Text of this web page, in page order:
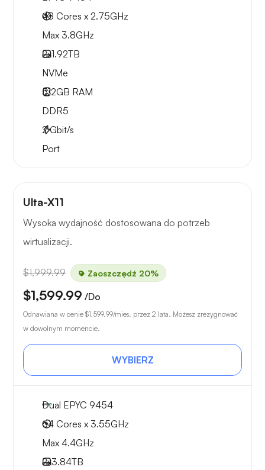
48 Cores x 2.75GHz
Max 3.8GHz
2x1.92TB
NVMe
512GB RAM
DDR5
2Gbit/s
Port
Ulta-X11
Wysoka wydajność dostosowana do potrzeb
wirtualizacji.
$1,999.99 Zaoszczędź 20%
$1,599.99 /Do
Odnawiana w cenie $1,599.99/mies. przez 2 lata. Możesz zrezygnować
w dowolnym momencie.
WYBIERZ
Dual EPYC 9454
64 Cores x 3.55GHz
Max 4.4GHz
2x3.84TB